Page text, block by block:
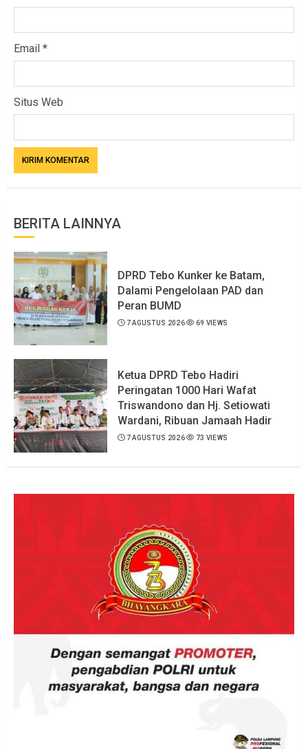
Email *
Situs Web
BERITA LAINNYA
DPRD Tebo Kunker ke Batam,
Dalami Pengelolaan PAD dan
Peran BUMD
7 AGUSTUS 2026 69 VIEWS
Ketua DPRD Tebo Hadiri
Peringatan 1000 Hari Wafat
Triswandono dan Hj. Setiowati
Wardani, Ribuan Jamaah Hadir
7 AGUSTUS 2026 73 VIEWS